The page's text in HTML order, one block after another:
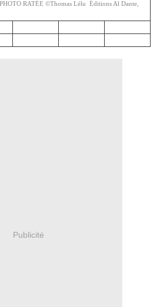
RATÉE ©Thomas Lélu Éditions Al Dante,
Publicité